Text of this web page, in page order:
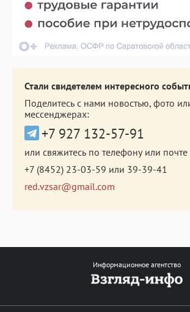
Стали свидетелем интересного
Поделитесь с нами новостью, фото
мессенджерах:
+7 927 132-57-91
или свяжитесь по телефону или почте
+7 (8452) 23-03-59 или 39-39-41
red.vzsar@gmail.com
Информационное агентство